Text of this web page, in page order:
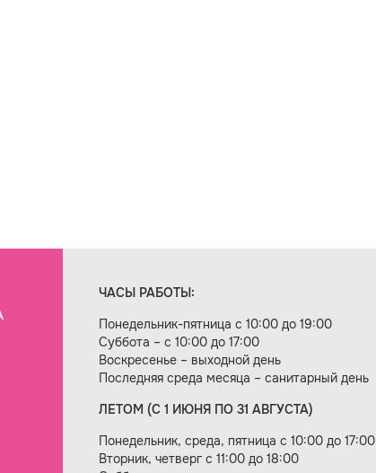
ЧАСЫ РАБОТЫ:
Понедельник-пятница с 10:00 до 19:00
Суббота – с 10:00 до 17:00
Воскресенье – выходной день
Последняя среда месяца – санитарный день
ЛЕТОМ (С 1 ИЮНЯ ПО 31 АВГУСТА)
Понедельник, среда, пятница с 10:00 до 17:00
Вторник, четверг с 11:00 до 18:00
сайта — веб-студия «Цифровой век»